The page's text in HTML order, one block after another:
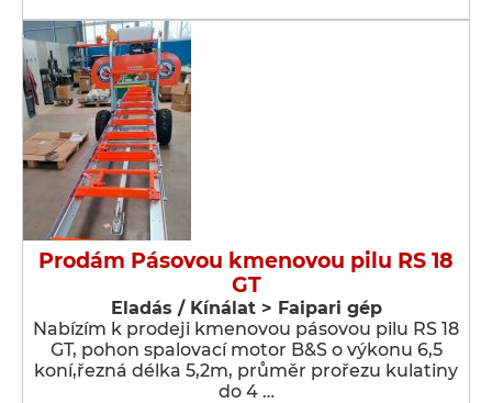
Prodám Pásovou kmenovou pilu RS 18
GT
Eladás / Kínálat > Faipari gép
Nabízím k prodeji kmenovou pásovou pilu RS 18
GT, pohon spalovací motor B&S o výkonu 6,5
koní,řezná délka 5,2m, průměr prořezu kulatiny
do 4 …